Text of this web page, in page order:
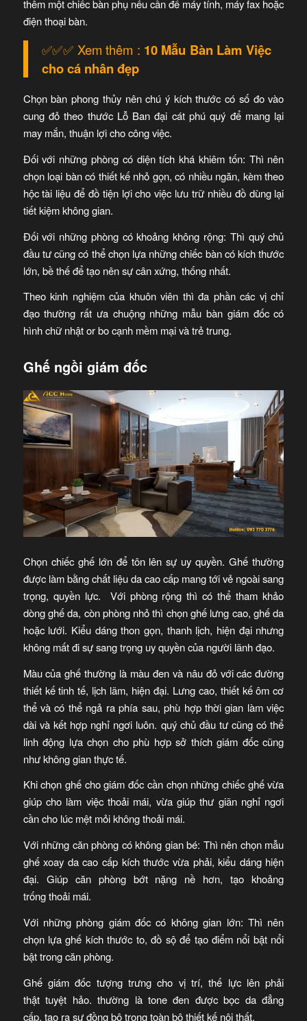
thêm một chiếc bàn phụ nếu cần để máy tính, máy fax hoặc
điện thoại bàn.
✅✅✅ Xem thêm : 10 Mẫu Bàn Làm Việc
cho cá nhân đẹp
Chọn bàn phong thủy nên chú ý kích thước có số đo vào
cung đỏ theo thước Lỗ Ban đại cát phú quý để mang lại
may mắn, thuận lợi cho công việc.
Đối với những phòng có diện tích khá khiêm tốn: Thì nên
chọn loại bàn có thiết kế nhỏ gọn, có nhiều ngăn, kèm theo
hộc tài liệu để đồ tiện lợi cho việc lưu trữ nhiều đồ dùng lại
tiết kiệm không gian.
Đối với những phòng có khoảng không rộng: Thì quý chủ
đầu tư cũng có thể chọn lựa những chiếc bàn có kích thước
lớn, bề thế để tạo nên sự cân xứng, thống nhất.
Theo kinh nghiệm của khuôn viên thì đa phần các vị chỉ
đạo thường rất ưa chuộng những mẫu bàn giám đốc có
hình chữ nhật or bo cạnh mềm mại và trẻ trung.
Ghế ngồi giám đốc
Chọn chiếc ghế lớn để tôn lên sự uy quyền. Ghế thường
được làm bằng chất liệu da cao cấp mang tới vẻ ngoài sang
trọng, quyền lực. Với phòng rộng thì có thể tham khảo
dòng ghế da, còn phòng nhỏ thì chọn ghế lưng cao, ghế da
hoặc lưới. Kiểu dáng thon gọn, thanh lịch, hiện đại nhưng
không mất đi sự sang trọng uy quyền của người lãnh đạo.
Màu của ghế thường là màu đen và nâu đỏ với các đường
thiết kế tinh tế, lịch lãm, hiện đại. Lưng cao, thiết kế ôm cơ
thể và có thể ngả ra phía sau, phù hợp thời gian làm việc
dài và kết hợp nghỉ ngơi luôn. quý chủ đầu tư cũng có thể
linh động lựa chọn cho phù hợp sở thích giám đốc cũng
như không gian thực tế.
Khi chọn ghế cho giám đốc cần chọn những chiếc ghế vừa
giúp cho làm việc thoải mái, vừa giúp thư giãn nghỉ ngơi
cần cho lúc mệt mỏi không thoải mái.
Với những căn phòng có không gian bé: Thì nên chọn mẫu
ghế xoay da cao cấp kích thước vừa phải, kiểu dáng hiện
đại. Giúp căn phòng bớt nặng nề hơn, tạo khoảng
trống thoải mái.
Với những phòng giám đốc có không gian lớn: Thì nên
chọn lựa ghế kích thước to, đồ sộ để tạo điểm nổi bật nổi
bật trong căn phòng.
Ghế giám đốc tượng trưng cho vị trí, thế lực lên phải
thật tuyệt hảo. thường là tone đen được bọc da đẳng
cấp, tạo ra sự đồng bộ trong toàn bộ thiết kế nội thất.